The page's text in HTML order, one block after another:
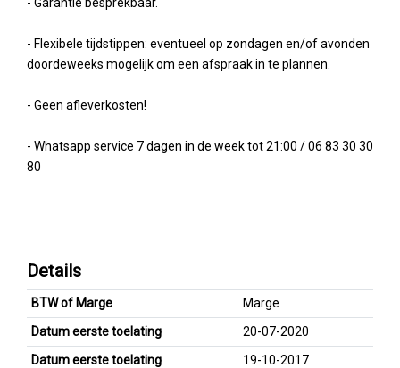
- Flexibele tijdstippen: eventueel op zondagen en/of avonden
doordeweeks mogelijk om een afspraak in te plannen.
- Geen afleverkosten!
- Whatsapp service 7 dagen in de week tot 21:00 / 06 83 30 30
80
Details
BTW of Marge
Marge
Datum eerste toelating
20-07-2020
Datum eerste toelating
19-10-2017